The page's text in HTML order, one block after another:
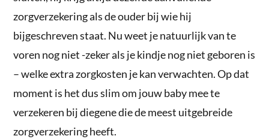
zorgverzekering als de ouder bij wie hij
bijgeschreven staat. Nu weet je natuurlijk van te
voren nog niet -zeker als je kindje nog niet geboren is
– welke extra zorgkosten je kan verwachten. Op dat
moment is het dus slim om jouw baby mee te
verzekeren bij diegene die de meest uitgebreide
zorgverzekering heeft.